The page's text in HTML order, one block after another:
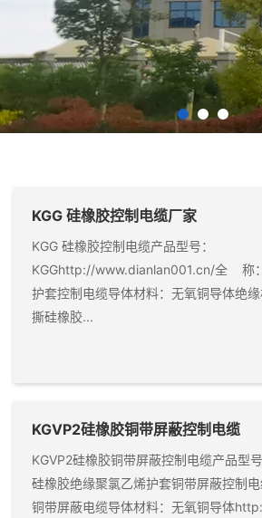
KGG 硅橡胶控制电缆厂家
KGG 硅橡胶控制电缆产品型号：
KGGhttp://www.dianlan001.cn/全 称
护套控制电缆导体材料：无氧铜导体绝
撕硅橡胶...
KGVP2硅橡胶铜带屏蔽控制电缆
KGVP2硅橡胶铜带屏蔽控制电缆产品型
硅橡胶绝缘聚氯乙烯护套铜带屏蔽控制
铜带屏蔽电缆导体材料：无氧铜导体